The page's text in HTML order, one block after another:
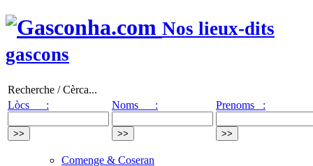
Nos lieux-dits
gascons
Recherche / Cèrca...
Lòcs :
Noms : Prenoms :
Comenge & Coseran